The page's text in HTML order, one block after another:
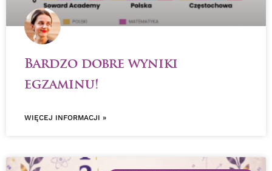
Bardzo dobre wyniki
egzaminu!
WIĘCEJ INFORMACJI »